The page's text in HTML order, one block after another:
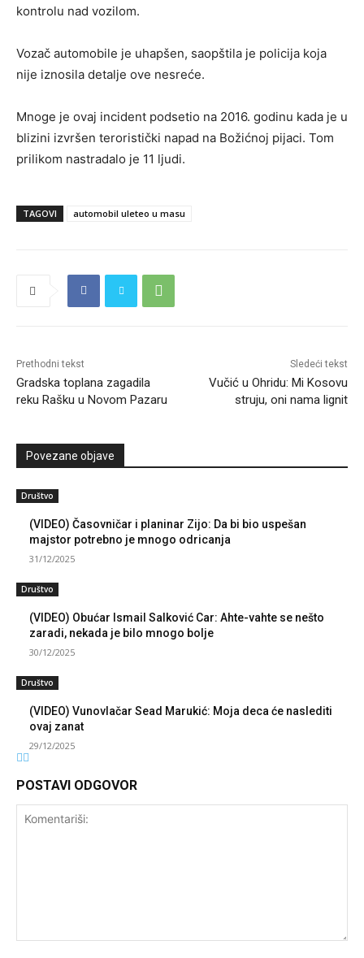
kontrolu nad vozilom.
Vozač automobile je uhapšen, saopštila je policija koja
nije iznosila detalje ove nesreće.
Mnoge je ovaj incident podsetio na 2016. godinu kada je u
blizini izvršen teroristički napad na Božićnoj pijaci. Tom
prilikom nastradalo je 11 ljudi.
TAGOVI automobil uleteo u masu
Prethodni tekst
Gradska toplana zagadila
reku Rašku u Novom Pazaru
Sledeći tekst
Vučić u Ohridu: Mi Kosovu
struju, oni nama lignit
Povezane objave
Društvo
(VIDEO) Časovničar i planinar Zijo: Da bi bio uspešan
majstor potrebno je mnogo odricanja
31/12/2025
Društvo
(VIDEO) Obućar Ismail Salković Car: Ahte-vahte se nešto
zaradi, nekada je bilo mnogo bolje
30/12/2025
Društvo
(VIDEO) Vunovlačar Sead Marukić: Moja deca će naslediti
ovaj zanat
29/12/2025
POSTAVI ODGOVOR